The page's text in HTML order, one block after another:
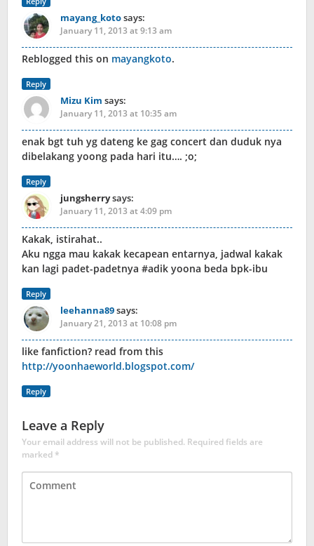
mayang_kotosays:
January 11, 2013 at 9:13 am
Reblogged this on mayangkoto.
Reply
Mizu Kim says:
January 11, 2013 at 10:35 am
enak bgt tuh yg dateng ke gag concert dan duduk nya
dibelakang yoong pada hari itu…. ;o;
Reply
jungsherrysays:
January 11, 2013 at 4:09 pm
Kakak, istirahat..
Aku ngga mau kakak kecapean entarnya, jadwal kakak
kan lagi padet-padetnya #adik yoona beda bpk-ibu
Reply
leehanna89says:
January 21, 2013 at 10:08 pm
like fanfiction? read from this
http://yoonhaeworld.blogspot.com/
Reply
Leave a Reply
Your email address will not be published. Required fields are
marked*